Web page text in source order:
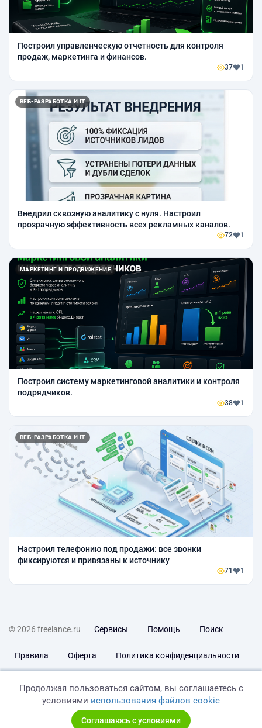
Построил управленческую отчетность для контроля
продаж, маркетинга и финансов.
37 1
ВЕБ-РАЗРАБОТКА И IT
Внедрил сквозную аналитику с нуля. Настроил
прозрачную эффективность всех рекламных каналов.
72 1
МАРКЕТИНГ И ПРОДВИЖЕНИЕ
Построил систему маркетинговой аналитики и контроля
подрядчиков.
38 1
ВЕБ-РАЗРАБОТКА И IT
Настроил телефонию под продажи: все звонки
фиксируются и привязаны к источнику
71 1
© 2026 freelance.ru Сервисы Помощь Поиск
Правила Оферта Политика конфиденциальности
Продолжая пользоваться сайтом, вы соглашаетесь с
условиями использования файлов cookie
Соглашаюсь с условиями